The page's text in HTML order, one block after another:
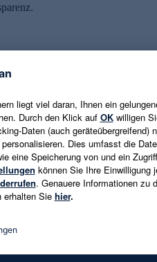
E-Mail-Adresse eingeben
Es gelten die Datenschutzrichtlinien